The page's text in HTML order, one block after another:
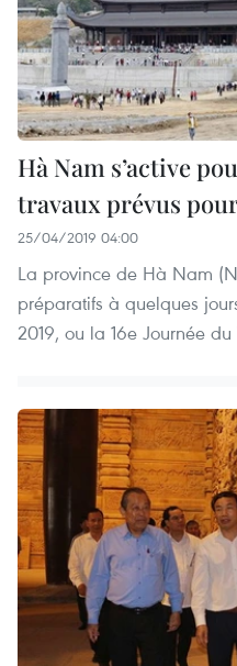
Hà Nam s’active
travaux prévus pour
25/04/2019 04:00
La province de Hà Nam
préparatifs à quelques
2019, ou la 16e Journée